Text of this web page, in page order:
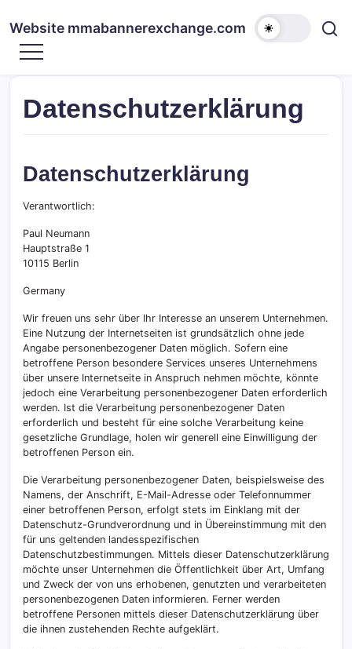
to
content
Website mmabannerexchange.com
Datenschutzerklärung
Datenschutzerklärung
Verantwortlich:
Paul Neumann
Hauptstraße 1
10115 Berlin
Germany
Wir freuen uns sehr über Ihr Interesse an unserem Unternehmen.
Eine Nutzung der Internetseiten ist grundsätzlich ohne jede
Angabe personenbezogener Daten möglich. Sofern eine
betroffene Person besondere Services unseres Unternehmens
über unsere Internetseite in Anspruch nehmen möchte, könnte
jedoch eine Verarbeitung personenbezogener Daten erforderlich
werden. Ist die Verarbeitung personenbezogener Daten
erforderlich und besteht für eine solche Verarbeitung keine
gesetzliche Grundlage, holen wir generell eine Einwilligung der
betroffenen Person ein.
Die Verarbeitung personenbezogener Daten, beispielsweise des
Namens, der Anschrift, E-Mail-Adresse oder Telefonnummer
einer betroffenen Person, erfolgt stets im Einklang mit der
Datenschutz-Grundverordnung und in Übereinstimmung mit den
für uns geltenden landesspezifischen
Datenschutzbestimmungen. Mittels dieser Datenschutzerklärung
möchte unser Unternehmen die Öffentlichkeit über Art, Umfang
und Zweck der von uns erhobenen, genutzten und verarbeiteten
personenbezogenen Daten informieren. Ferner werden
betroffene Personen mittels dieser Datenschutzerklärung über
die ihnen zustehenden Rechte aufgeklärt.